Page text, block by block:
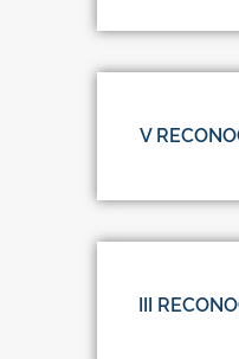
V
III